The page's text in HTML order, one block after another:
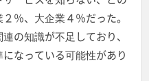
％、大企業４％だった。
の知識が不足しており、
なっている可能性があり